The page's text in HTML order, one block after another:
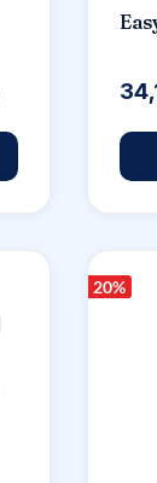
20%